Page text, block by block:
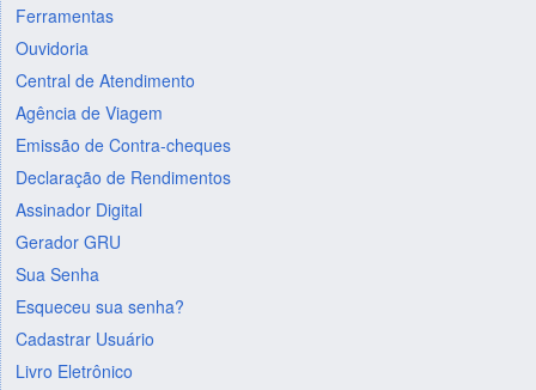
Ferramentas
Ouvidoria
Central de Atendimento
Agência de Viagem
Emissão de Contra-cheques
Declaração de Rendimentos
Assinador Digital
Gerador GRU
Sua Senha
Esqueceu sua senha?
Cadastrar Usuário
Livro Eletrônico